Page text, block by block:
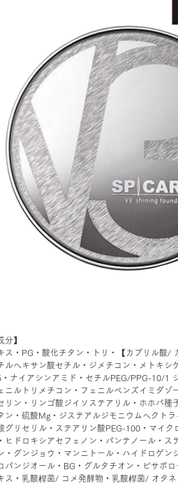
分】
ス・PG・酸化チタン・トリ・【カプリル酸/
ルヘキサン酸セチル・ジメチコン・メトキシ
・ナイアシンアミド・セチルPEG/PPG-10/1
ニルトリメチコン・フェニルベンズイミダゾ
リン・リンゴ酸ジイソステアリル・ホホバ種
ン・硫酸Mg・ジステアルジモニウムヘクト
グリセリル・ステアリン酸PEG-100・マイク
ヒドロキシアセフェノン・パンテノール・ス
・グンジョウ・マンニトール・ハイドロゲン
パンジオール・BG・グルタチオン・ビサボ
ス・乳酸桿菌/ コメ発酵物・乳酸桿菌/ オタ